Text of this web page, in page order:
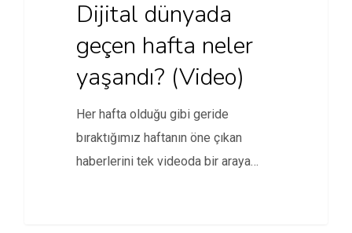
Dijital dünyada
geçen hafta neler
yaşandı? (Video)
Her hafta olduğu gibi geride
bıraktığımız haftanın öne çıkan
haberlerini tek videoda bir araya